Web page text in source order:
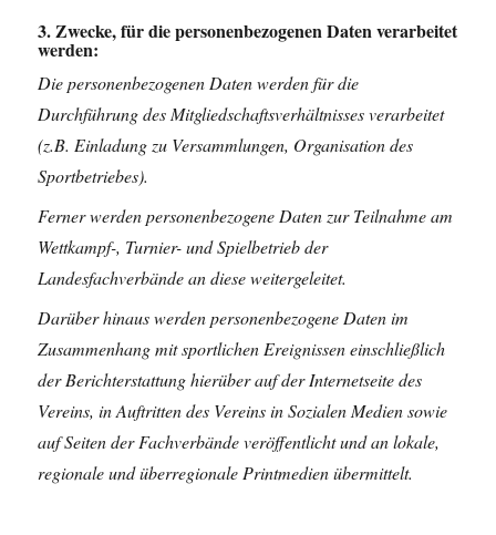
3. Zwecke, für die personenbezogenen Daten verarbeitet
werden:
Die personenbezogenen Daten werden für die
Durchführung des Mitgliedschaftsverhältnisses verarbeitet
(z.B. Einladung zu Versammlungen, Organisation des
Sportbetriebes).
Ferner werden personenbezogene Daten zur Teilnahme am
Wettkampf-, Turnier- und Spielbetrieb der
Landesfachverbände an diese weitergeleitet.
Darüber hinaus werden personenbezogene Daten im
Zusammenhang mit sportlichen Ereignissen einschließlich
der Berichterstattung hierüber auf der Internetseite des
Vereins, in Auftritten des Vereins in Sozialen Medien sowie
auf Seiten der Fachverbände veröffentlicht und an lokale,
regionale und überregionale Printmedien übermittelt.